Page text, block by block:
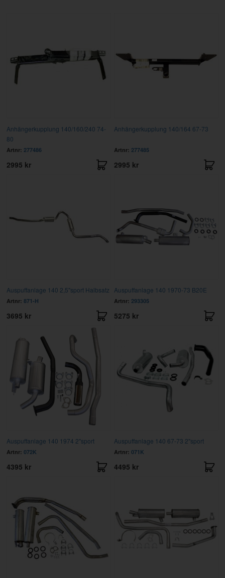
Anhängerkupplung 140/160/240 74-
80
Artnr: 277486
2995 kr
Anhängerkupplung 140/164 67-73
Artnr: 277485
2995 kr
Auspuffanlage 140 2,5"sport Halbsatz
Artnr: 871-H
3695 kr
Auspuffanlage 140 1970-73 B20E
Artnr: 293305
5275 kr
Auspuffanlage 140 1974 2"sport
Artnr: 072K
4395 kr
Auspuffanlage 140 67-73 2"sport
Artnr: 071K
4495 kr